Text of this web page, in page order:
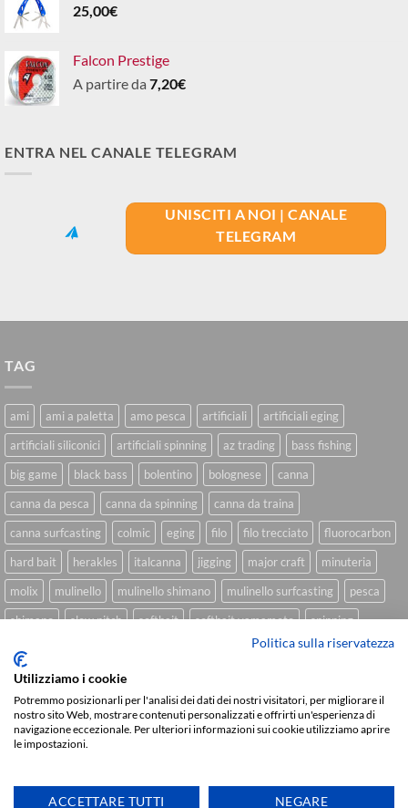
25,00€
Falcon Prestige
A partire da 7,20€
ENTRA NEL CANALE TELEGRAM
UNISCITI A NOI | CANALE
TELEGRAM
TAG
ami ami a paletta amo pesca artificiali
artificiali eging
artificiali siliconici
artificiali spinning az trading
bass fishing
big game
black bass bolentino bolognese
canna
canna da pesca
canna da spinning
canna da traina
canna surfcasting
colmic eging filo filo trecciato
fluorocarbon
hard bait
herakles italcanna jigging major craft
minuteria
molix
mulinello mulinello shimano mulinello surfcasting
pesca
shimano
slow pitch softbait softbait yamamoto
spinning
spinning inshore
trecciato trolling tubertini
Sviluppato daWe Blink Design
Delivery
CHI SIAMO BLOG FAQ CONTATTI
Politica sulla riservatezza
Utilizziamo i cookie
Potremmo posizionarli per l'analisi dei dati dei nostri visitatori, per migliorare il
nostro sito Web, mostrare contenuti personalizzati e offrirti un'esperienza di
navigazione eccezionale. Per ulteriori informazioni sui cookie utilizziamo aprire
le impostazioni.
ACCETTARE TUTTI NEGARE